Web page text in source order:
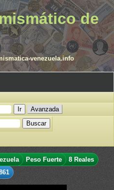
de
venezuela.info
Avanzada
Peso Fuerte
8 Reales